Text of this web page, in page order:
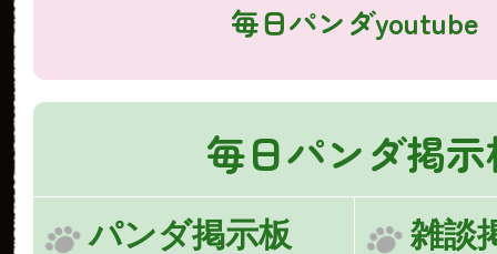
毎日パンダyoutube
毎日パンダ掲
パンダ掲示板 雑談